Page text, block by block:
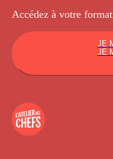
Accédez à votre
JE
JE